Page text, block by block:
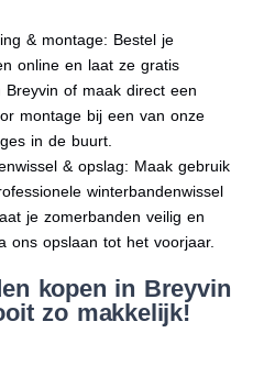
& montage: Bestel je
online en laat ze gratis
Breyvin of maak direct een
montage bij een van onze
in de buurt.
& opslag: Maak gebruik
winterbandenwissel
je zomerbanden veilig en
ons opslaan tot het voorjaar.
kopen in Breyvin
zo makkelijk!